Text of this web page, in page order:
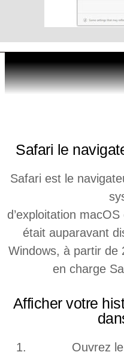
Safari le
Safari est le
d’exploitation macOS
était auparavant
Windows, à partir de
en charge
Afficher votre
Ouvrez